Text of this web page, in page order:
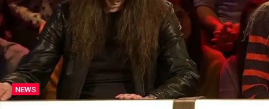
NEWS